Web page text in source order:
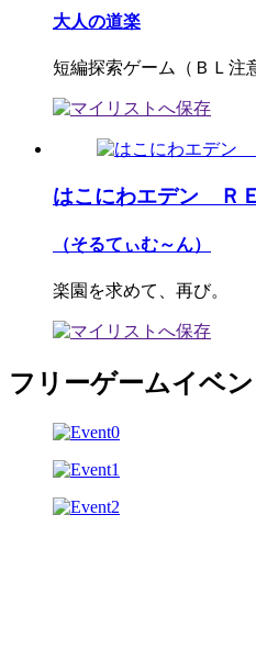
大人の道楽
短編探索ゲーム（ＢＬ注
はこにわエデン Ｒ
（そるてぃむ～ん）
楽園を求めて、再び。
フリーゲームイベン